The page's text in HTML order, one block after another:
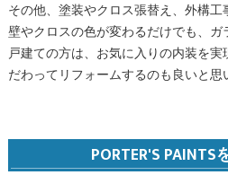
その他、塗装やクロス張替え、外構
壁やクロスの色が変わるだけでも、ガ
戸建ての方は、お気に入りの内装を
だわってリフォームするのも良いと思
PORTER'S